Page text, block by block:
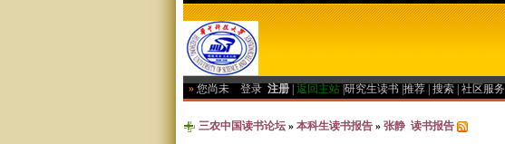
» 您尚未 登录 注册 返回主站 研究生读书 推荐 搜索 社区服务
三农中国读书论坛 » 本科生读书报告 » 张静 读书报告